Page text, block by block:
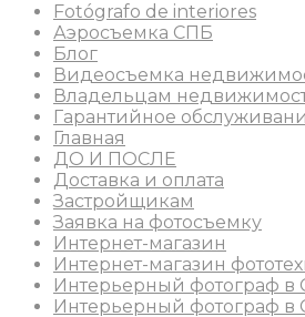
Fotógrafo de interiores
Аэросъемка СПБ
Блог
Видеосъемка
Владельцам
Гарантийное
Главная
ДО И ПОСЛЕ
Доставка и оплата
Застройщикам
Заявка на фотосъемку
Интернет-магазин
Интернет-магазин
Интерьерный фотограф в
Интерьерный фотограф в